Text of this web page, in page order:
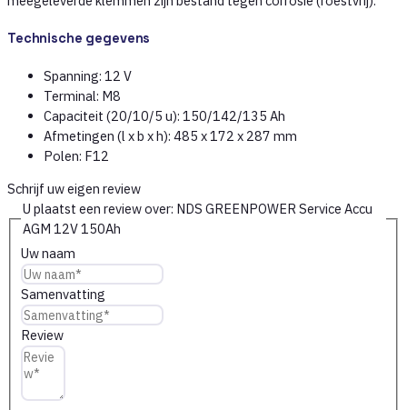
Technische gegevens
Spanning: 12 V
Terminal: M8
Capaciteit (20/10/5 u): 150/142/135 Ah
Afmetingen (l x b x h): 485 x 172 x 287 mm
Polen: F12
Schrijf uw eigen review
U plaatst een review over: NDS GREENPOWER Service Accu
AGM 12V 150Ah
Uw naam
Samenvatting
Review